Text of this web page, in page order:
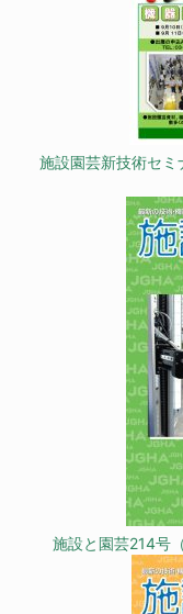
施設園芸新技術セ
施設と園芸214号